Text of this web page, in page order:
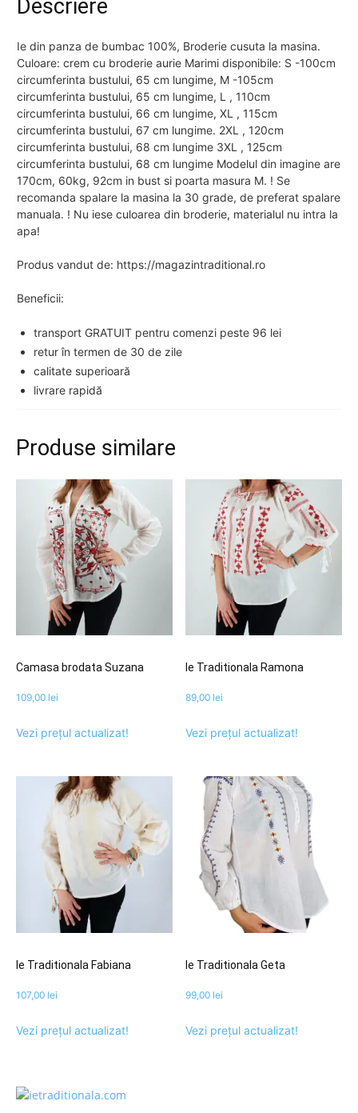
Descriere
Ie din panza de bumbac 100%, Broderie cusuta la masina.
Culoare: crem cu broderie aurie Marimi disponibile: S -100cm
circumferinta bustului, 65 cm lungime, M -105cm
circumferinta bustului, 65 cm lungime, L , 110cm
circumferinta bustului, 66 cm lungime, XL , 115cm
circumferinta bustului, 67 cm lungime. 2XL , 120cm
circumferinta bustului, 68 cm lungime 3XL , 125cm
circumferinta bustului, 68 cm lungime Modelul din imagine are
170cm, 60kg, 92cm in bust si poarta masura M. ! Se
recomanda spalare la masina la 30 grade, de preferat spalare
manuala. ! Nu iese culoarea din broderie, materialul nu intra la
apa!
Produs vandut de: https://magazintraditional.ro
Beneficii:
transport GRATUIT pentru comenzi peste 96 lei
retur în termen de 30 de zile
calitate superioară
livrare rapidă
Produse similare
Camasa brodata Suzana
109,00 lei
Vezi prețul actualizat!
Ie Traditionala Ramona
89,00 lei
Vezi prețul actualizat!
Ie Traditionala Fabiana
107,00 lei
Vezi prețul actualizat!
Ie Traditionala Geta
99,00 lei
Vezi prețul actualizat!